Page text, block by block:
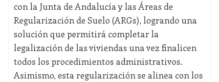
con la Junta de Andalucía y las Áreas de
Regularización de Suelo (ARGs), logrando una
solución que permitirá completar la
legalización de las viviendas una vez finalicen
todos los procedimientos administrativos.
Asimismo, esta regularización se alinea con los